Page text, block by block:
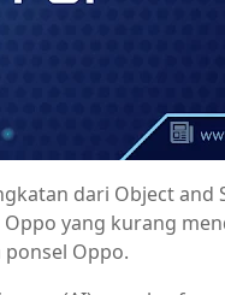
dari Object and
yang kurang
Oppo.